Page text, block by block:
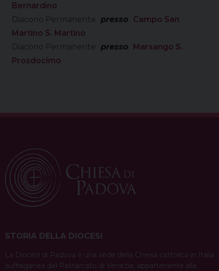
Bernardino
Diacono Permanente
presso Campo San
Martino S. Martino
Diacono Permanente
presso Marsango S.
Prosdocimo
STORIA DELLA DIOCESI
La Diocesi di Padova è una sede della Chiesa cattolica in Italia
suffraganea del Patriarcato di Venezia, appartenente alla